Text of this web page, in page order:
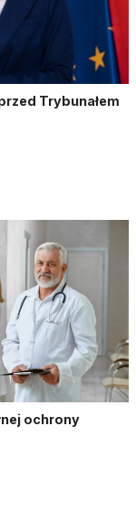
Trybunałem
ochrony